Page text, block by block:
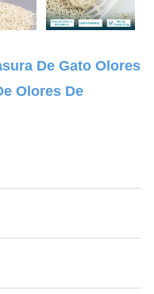
De Gato Olores
Olores De